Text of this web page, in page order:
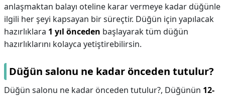
anlaşmaktan balayı oteline karar vermeye kadar düğünle
ilgili her şeyi kapsayan bir süreçtir. Düğün için yapılacak
hazırlıklara 1 yıl önceden başlayarak tüm düğün
hazırlıklarını kolayca yetiştirebilirsin.
Düğün salonu ne kadar önceden tutulur?
Düğün salonu ne kadar önceden tutulur?, Düğünün 12-